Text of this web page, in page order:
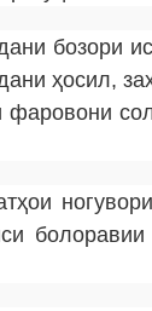
бозори
ҳосил,
болоравии